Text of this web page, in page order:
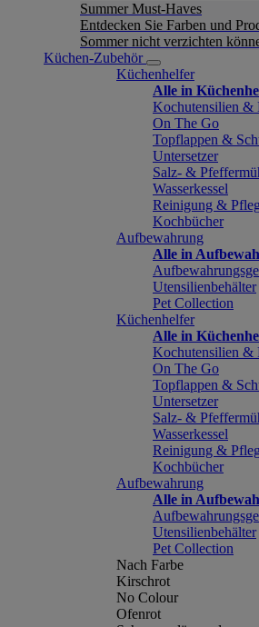
Summer Must-Haves
Entdecken Sie Farben und
Sommer nicht verzichten
Küchen-Zubehör
Küchenhelfer
Alle in
Kochutensilien &
On The Go
Topflappen &
Untersetzer
Salz- &
Wasserkessel
Reinigung &
Kochbücher
Aufbewahrung
Alle in
Utensilienbehälter
Pet Collection
Küchenhelfer
Alle in
Kochutensilien &
On The Go
Topflappen &
Untersetzer
Salz- &
Wasserkessel
Reinigung &
Kochbücher
Aufbewahrung
Alle in
Utensilienbehälter
Pet Collection
Nach Farbe
Kirschrot
No Colour
Ofenrot